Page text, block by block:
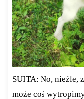
SUITA: No, nieźle,
może coś